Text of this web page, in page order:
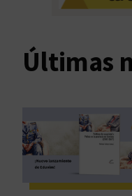
n
,
s
p
s
Últimas